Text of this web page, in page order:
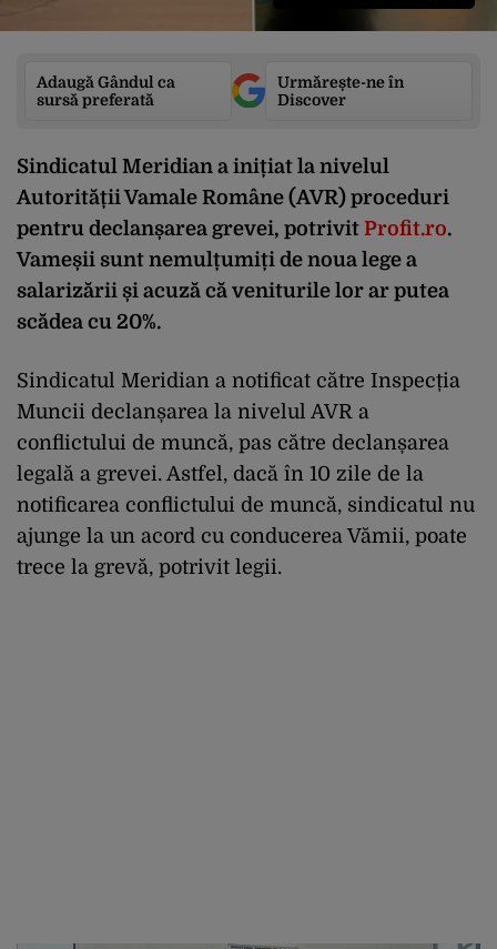
Adaugă Gândul ca
sursă preferată
Urmărește-ne în
Discover
Sindicatul Meridian a inițiat la nivelul
Autorității Vamale Române (AVR) proceduri
pentru declanșarea grevei, potrivit Profit.ro.
Vameșii sunt nemulțumiți de noua lege a
salarizării și acuză că veniturile lor ar putea
scădea cu 20%.
Sindicatul Meridian a notificat către Inspecția
Muncii declanșarea la nivelul AVR a
conflictului de muncă, pas către declanșarea
legală a grevei. Astfel, dacă în 10 zile de la
notificarea conflictului de muncă, sindicatul nu
ajunge la un acord cu conducerea Vămii, poate
trece la grevă, potrivit legii.